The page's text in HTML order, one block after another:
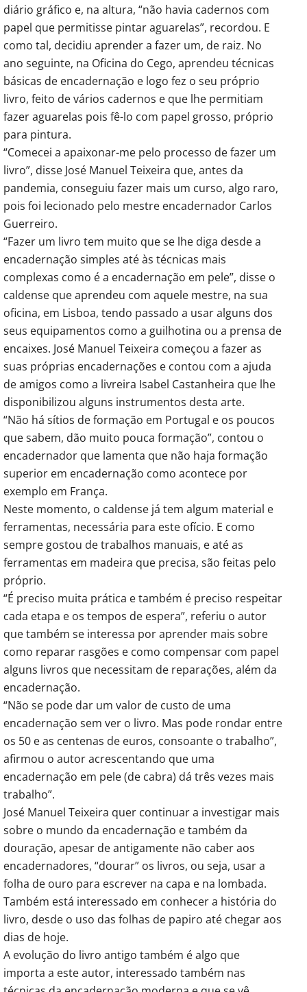
diário gráfico e, na altura, “não havia cadernos com
papel que permitisse pintar aguarelas”, recordou. E
como tal, decidiu aprender a fazer um, de raiz. No
ano seguinte, na Oficina do Cego, aprendeu técnicas
básicas de encadernação e logo fez o seu próprio
livro, feito de vários cadernos e que lhe permitiam
fazer aguarelas pois fê-lo com papel grosso, próprio
para pintura.
“Comecei a apaixonar-me pelo processo de fazer um
livro”, disse José Manuel Teixeira que, antes da
pandemia, conseguiu fazer mais um curso, algo raro,
pois foi lecionado pelo mestre encadernador Carlos
Guerreiro.
“Fazer um livro tem muito que se lhe diga desde a
encadernação simples até às técnicas mais
complexas como é a encadernação em pele”, disse o
caldense que aprendeu com aquele mestre, na sua
oficina, em Lisboa, tendo passado a usar alguns dos
seus equipamentos como a guilhotina ou a prensa de
encaixes. José Manuel Teixeira começou a fazer as
suas próprias encadernações e contou com a ajuda
de amigos como a livreira Isabel Castanheira que lhe
disponibilizou alguns instrumentos desta arte.
“Não há sítios de formação em Portugal e os poucos
que sabem, dão muito pouca formação”, contou o
encadernador que lamenta que não haja formação
superior em encadernação como acontece por
exemplo em França.
Neste momento, o caldense já tem algum material e
ferramentas, necessária para este ofício. E como
sempre gostou de trabalhos manuais, e até as
ferramentas em madeira que precisa, são feitas pelo
próprio.
“É preciso muita prática e também é preciso respeitar
cada etapa e os tempos de espera”, referiu o autor
que também se interessa por aprender mais sobre
como reparar rasgões e como compensar com papel
alguns livros que necessitam de reparações, além da
encadernação.
“Não se pode dar um valor de custo de uma
encadernação sem ver o livro. Mas pode rondar entre
os 50 e as centenas de euros, consoante o trabalho”,
afirmou o autor acrescentando que uma
encadernação em pele (de cabra) dá três vezes mais
trabalho”.
José Manuel Teixeira quer continuar a investigar mais
sobre o mundo da encadernação e também da
douração, apesar de antigamente não caber aos
encadernadores, “dourar” os livros, ou seja, usar a
folha de ouro para escrever na capa e na lombada.
Também está interessado em conhecer a história do
livro, desde o uso das folhas de papiro até chegar aos
dias de hoje.
A evolução do livro antigo também é algo que
importa a este autor, interessado também nas